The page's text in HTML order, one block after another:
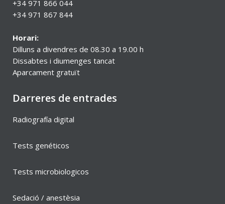
+34 971 866 044
+34 971 867 844
Horari:
Dilluns a divendres de 08.30 a 19.00 h
Dissabtes i diumenges tancat
Aparcament gratuït
Darreres de entrades
Radiografía digital
Tests genéticos
Tests microbiologicos
Sedació / anestèsia